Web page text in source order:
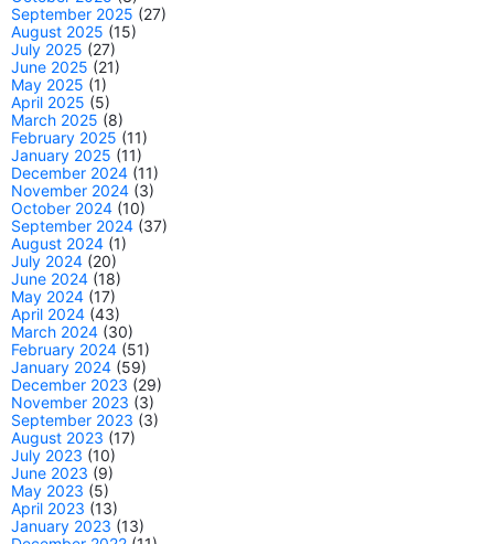
September 2025 (27)
August 2025 (15)
July 2025 (27)
June 2025 (21)
May 2025 (1)
April 2025 (5)
March 2025 (8)
February 2025 (11)
January 2025 (11)
December 2024 (11)
November 2024 (3)
October 2024 (10)
September 2024 (37)
August 2024 (1)
July 2024 (20)
June 2024 (18)
May 2024 (17)
April 2024 (43)
March 2024 (30)
February 2024 (51)
January 2024 (59)
December 2023 (29)
November 2023 (3)
September 2023 (3)
August 2023 (17)
July 2023 (10)
June 2023 (9)
May 2023 (5)
April 2023 (13)
January 2023 (13)